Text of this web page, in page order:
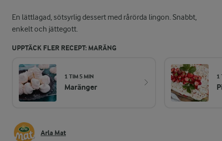
En lättlagad, sötsyrlig dessert med rårörda lingon. Snabbt,
enkelt och jättegott.
UPPTÄCK FLER RECEPT: MARÄNG
1 TIM 5 MIN
Maränger
1
Arla Mat